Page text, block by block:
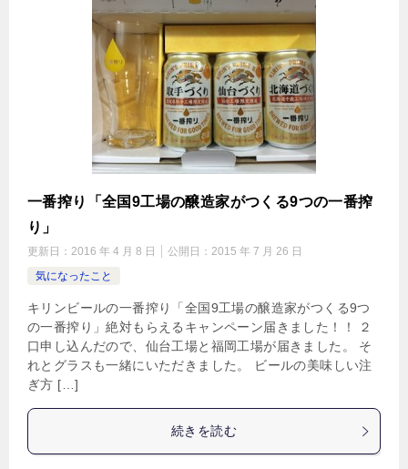
一番搾り「全国9工場の醸造家がつくる9つの一番搾
り」
更新日： 2016 年 4 月 8 日 公開日： 2015 年 7 月 26 日
気になったこと
キリンビールの一番搾り「全国9工場の醸造家がつくる9つ
の一番搾り」絶対もらえるキャンペーン届きました！！ ２
口申し込んだので、仙台工場と福岡工場が届きました。 そ
れとグラスも一緒にいただきました。 ビールの美味しい注
ぎ方 […]
続きを読む